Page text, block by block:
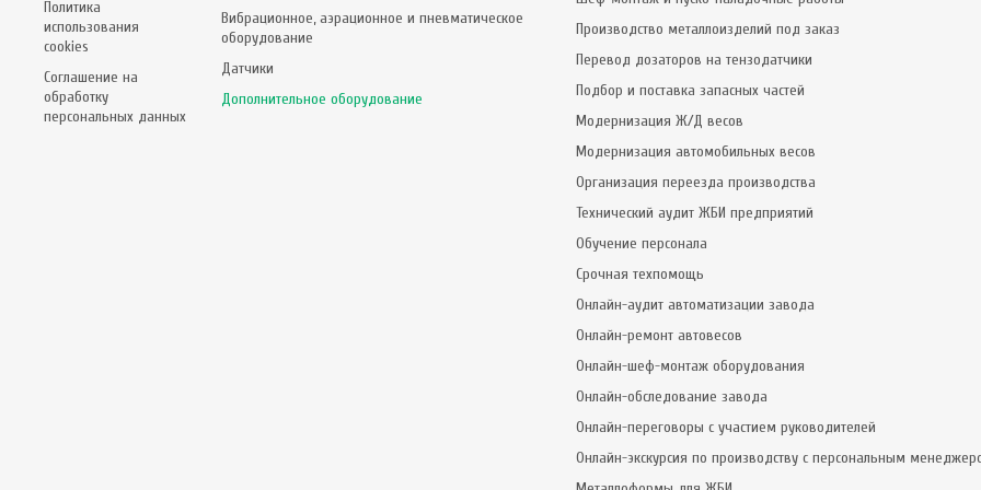
Политика
использования
cookies
Соглашение на
обработку
персональных данных
Вибрационное, аэрационное и пневматическое
оборудование
Датчики
Дополнительное оборудование
Производство металлоизделий под заказ
Перевод дозаторов на тензодатчики
Подбор и поставка запасных частей
Модернизация Ж/Д весов
Модернизация автомобильных весов
Организация переезда производства
Технический аудит ЖБИ предприятий
Обучение персонала
Срочная техпомощь
Онлайн-аудит автоматизации завода
Онлайн-ремонт автовесов
Онлайн-шеф-монтаж оборудования
Онлайн-обследование завода
Онлайн-переговоры с участием руководителей
Онлайн-экскурсия по производству с персональным